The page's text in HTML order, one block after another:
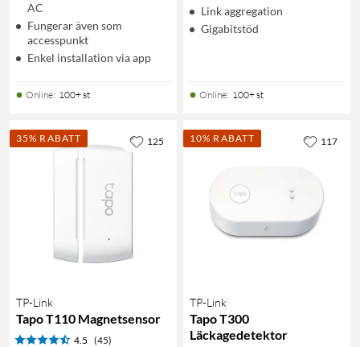
AC
Fungerar även som
accesspunkt
Enkel installation via app
Online: 100+ st
Link aggregation
Gigabitstöd
Online: 100+ st
35% RABATT
TP-Link
Tapo T110 Magnetsensor
4.5 (45)
125 10% RABATT
TP-Link
Tapo T300
Läckagedetektor
117